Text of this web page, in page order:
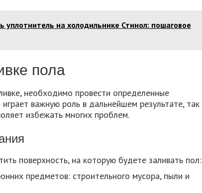
уплотнитель на холодильнике Стинол: пошаговое
пола
необходимо провести определенные
важную роль в дальнейшем результате, так
избежать многих проблем.
поверхность, на которую будете заливать пол:
предметов: строительного мусора, пыли и